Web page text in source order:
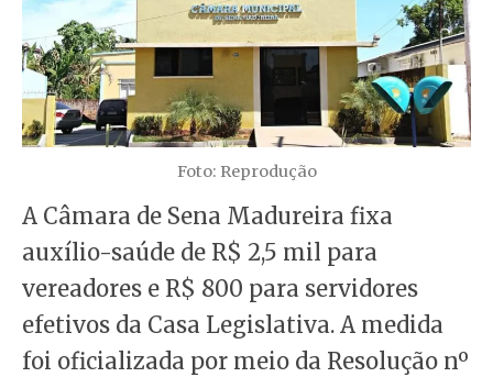
Foto: Reprodução
A Câmara de Sena Madureira fixa
auxílio-saúde de R$ 2,5 mil para
vereadores e R$ 800 para servidores
efetivos da Casa Legislativa. A medida
foi oficializada por meio da Resolução nº